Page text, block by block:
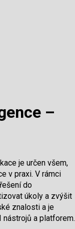
–
je určen všem,
v praxi. V rámci
do
úkoly a zvýšit
znalosti a je
nástrojů a platforem.